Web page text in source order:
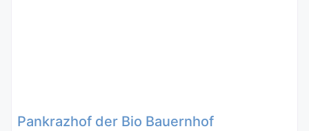
Pankrazhof der Bio Bauernhof